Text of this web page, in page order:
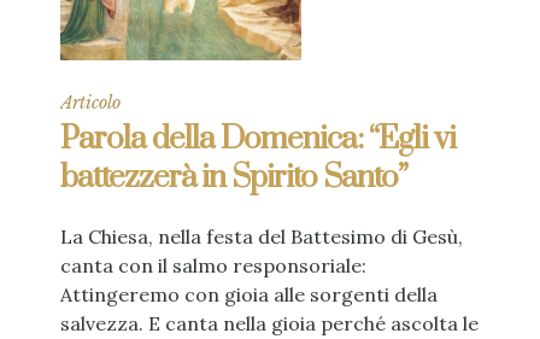
Articolo
Parola della Domenica: “Egli vi
battezzerà in Spirito Santo”
La Chiesa, nella festa del Battesimo di Gesù,
canta con il salmo responsoriale:
Attingeremo con gioia alle sorgenti della
salvezza. E canta nella gioia perché ascolta le